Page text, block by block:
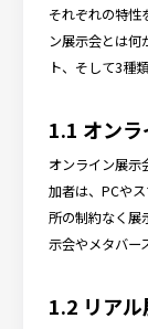
それぞれの特性
ン展示会とは何
ト、そして3種
1.1 オンラ
オンライン展示
加者は、PCや
所の制約なく展
示会やメタバー
1.2 リア